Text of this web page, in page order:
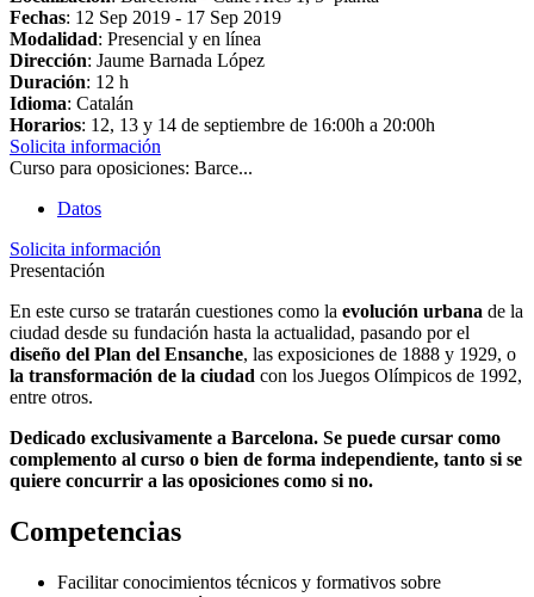
Fechas: 12 Sep 2019 - 17 Sep 2019
Modalidad: Presencial y en línea
Dirección: Jaume Barnada López
Duración: 12 h
Idioma: Catalán
Horarios: 12, 13 y 14 de septiembre de 16:00h a 20:00h
Solicita información
Curso para oposiciones: Barce...
Datos
Solicita información
Presentación
En este curso se tratarán cuestiones como la evolución urbana de la
ciudad desde su fundación hasta la actualidad, pasando por el
diseño del Plan del Ensanche, las exposiciones de 1888 y 1929, o
la transformación de la ciudad con los Juegos Olímpicos de 1992,
entre otros.
Dedicado exclusivamente a Barcelona. Se puede cursar como
complemento al curso o bien de forma independiente, tanto si se
quiere concurrir a las oposiciones como si no.
Competencias
Facilitar conocimientos técnicos y formativos sobre